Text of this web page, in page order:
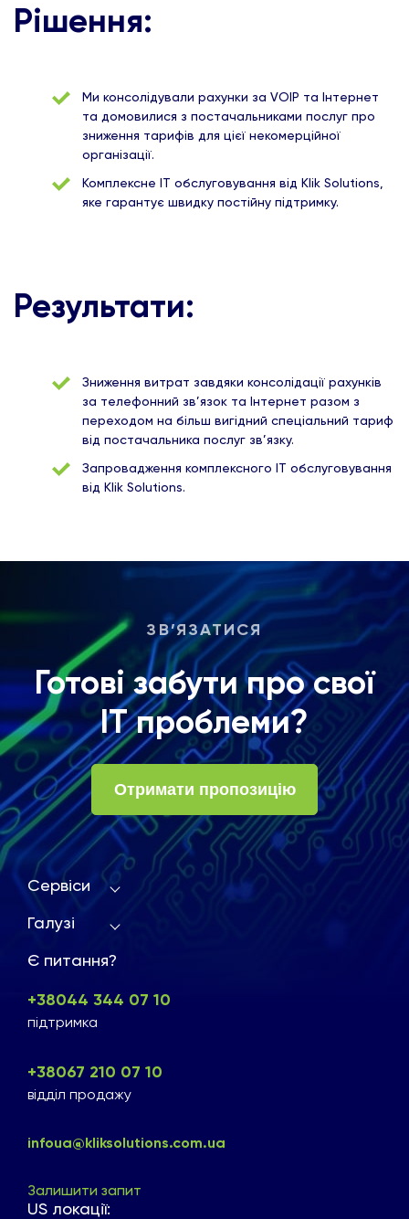
Рішення:
Ми консолідували рахунки за VOIP та Інтернет
та домовилися з постачальниками послуг про
зниження тарифів для цієї некомерційної
організації.
Комплексне ІТ обслуговування від Klik Solutions,
яке гарантує швидку постійну підтримку.
Результати:
Зниження витрат завдяки консолідації рахунків
за телефонний зв’язок та Інтернет разом з
переходом на більш вигідний спеціальний тариф
від постачальника послуг зв’язку.
Запровадження комплексного ІТ обслуговування
від Klik Solutions.
ЗВ’ЯЗАТИСЯ
Готові забути про свої
ІТ проблеми?
Отримати пропозицію
Сервіси
Галузі
Є питання?
+38044 344 07 10
підтримка
+38067 210 07 10
відділ продажу
infoua@kliksolutions.com.ua
Залишити запит
US локації: